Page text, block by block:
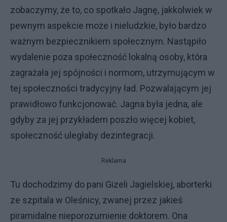
zobaczymy, że to, co spotkało Jagnę, jakkolwiek w
pewnym aspekcie może i nieludzkie, było bardzo
ważnym bezpiecznikiem społecznym. Nastąpiło
wydalenie poza społeczność lokalną osoby, która
zagrażała jej spójności i normom, utrzymującym w
tej społeczności tradycyjny ład. Pozwalającym jej
prawidłowo funkcjonować. Jagna była jedna, ale
gdyby za jej przykładem poszło więcej kobiet,
społeczność uległaby dezintegracji.
Reklama
Tu dochodzimy do pani Gizeli Jagielskiej, aborterki
ze szpitala w Oleśnicy, zwanej przez jakieś
piramidalne nieporozumienie doktorem. Ona